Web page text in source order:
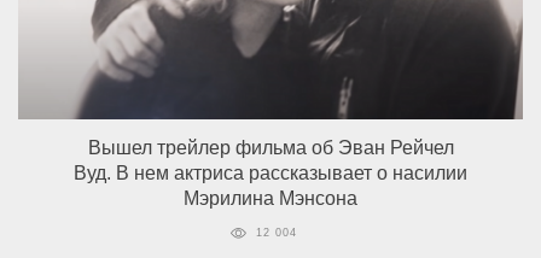
Вышел трейлер фильма об Эван Рейчел
Вуд. В нем актриса рассказывает о насилии
Мэрилина Мэнсона
12 004